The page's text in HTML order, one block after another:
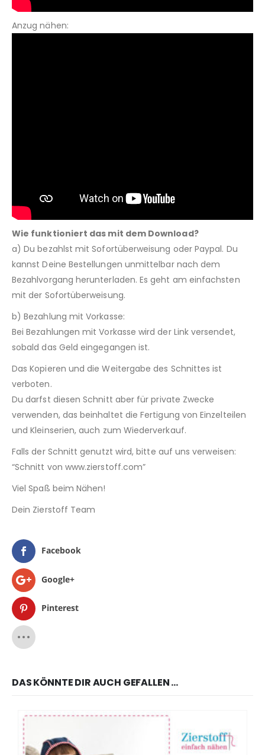
Anzug nähen:
Wie funktioniert das mit dem Download?
a) Du bezahlst mit Sofortüberweisung oder Paypal. Du
kannst Deine Bestellungen unmittelbar nach dem
Bezahlvorgang herunterladen. Es geht am einfachsten
mit der Sofortüberweisung.
b) Bezahlung mit Vorkasse:
Bei Bezahlungen mit Vorkasse wird der Link versendet,
sobald das Geld eingegangen ist.
Das Kopieren und die Weitergabe des Schnittes ist
verboten.
Du darfst diesen Schnitt aber für private Zwecke
verwenden, das beinhaltet die Fertigung von Einzelteilen
und Kleinserien, auch zum Wiederverkauf.
Falls der Schnitt genutzt wird, bitte auf uns verweisen:
“Schnitt von www.zierstoff.com”
Viel Spaß beim Nähen!
Dein Zierstoff Team
Facebook
Google+
Pinterest
DAS KÖNNTE DIR AUCH GEFALLEN …